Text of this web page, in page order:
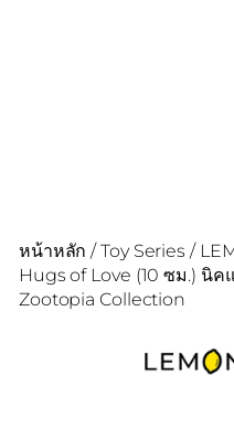
หน้าหลัก /Toy Series /
Hugs of Love (10 ซม.) นิ
Zootopia Collection